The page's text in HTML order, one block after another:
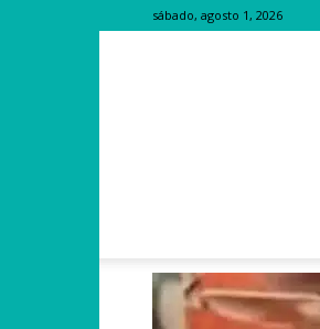
sábado, agosto 1, 2026